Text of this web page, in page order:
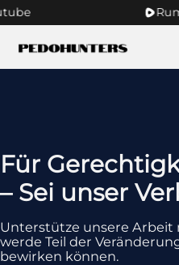
Für
– Sei unser
Unterstütze unsere Arbeit
werde Teil der
bewirken können.